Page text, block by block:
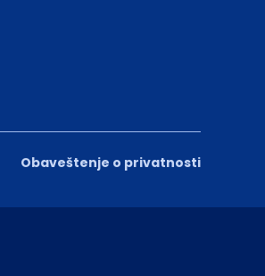
Obaveštenje o privatnosti